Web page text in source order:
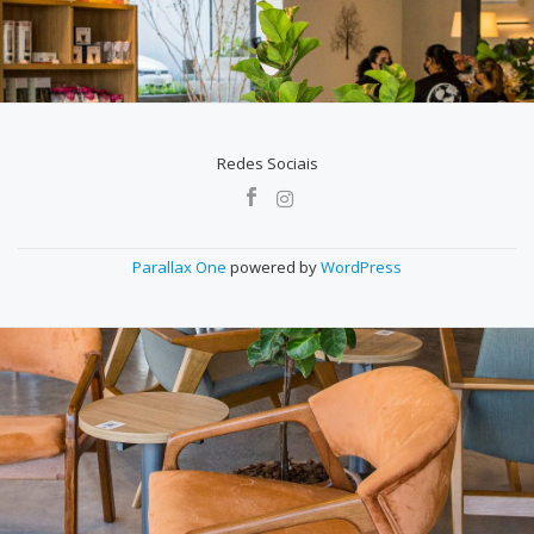
Redes Sociais
Parallax One powered byWordPress